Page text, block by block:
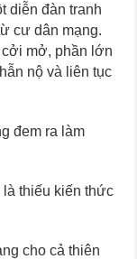
diễn đàn tranh
cư dân mạng.
cởi mở, phần lớn
nộ và liên tục
đem ra làm
là thiếu kiến thức
cho cả thiên